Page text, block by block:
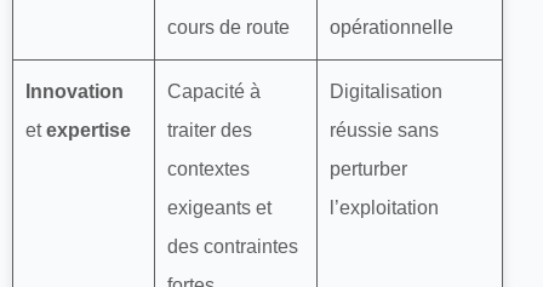
cours de route
opérationnelle
Innovation
etexpertise
Capacité à
traiter des
contextes
exigeants et
des contraintes
Digitalisation
réussie sans
perturber
l’exploitation